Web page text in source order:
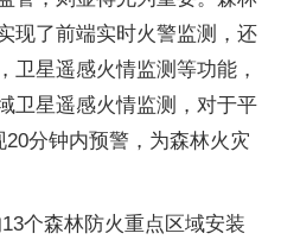
现了前端实时火警监测，还
卫星遥感火情监测等功能，
卫星遥感火情监测，对于平
分钟内预警，为森林火灾
个森林防火重点区域安装